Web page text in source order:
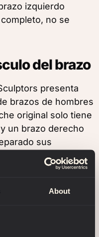
About
izquierdo
no se
del brazo
presenta
brazos de hombres
original solo tiene
un brazo derecho
sus
izquierdo
para usarlos
examinar cada
vuelven visibles